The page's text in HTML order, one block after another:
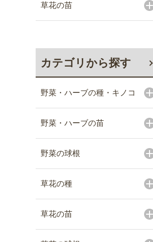
草花の苗
カテゴリから探す
野菜・ハーブの種・キノコ
野菜・ハーブの苗
野菜の球根
草花の種
草花の苗